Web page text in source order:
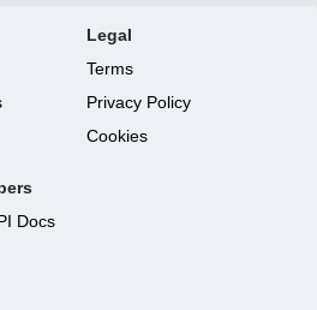
Legal
Terms
Privacy Policy
Cookies
Docs